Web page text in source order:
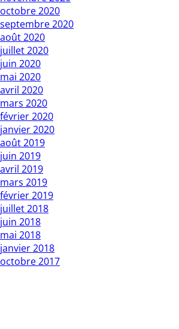
octobre 2020
septembre 2020
août 2020
juillet 2020
juin 2020
mai 2020
avril 2020
mars 2020
février 2020
janvier 2020
août 2019
juin 2019
avril 2019
mars 2019
février 2019
juillet 2018
juin 2018
mai 2018
janvier 2018
octobre 2017